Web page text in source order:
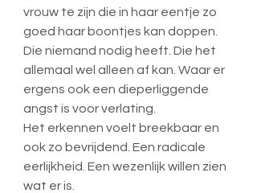
vrouw te zijn die in haar eentje zo
goed haar boontjes kan doppen.
Die niemand nodig heeft. Die het
allemaal wel alleen af kan. Waar er
ergens ook een dieperliggende
angst is voor verlating.
Het erkennen voelt breekbaar en
ook zo bevrijdend. Een radicale
eerlijkheid. Een wezenlijk willen zien
wat er is.